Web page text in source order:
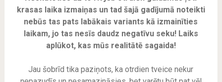
krasas laika izmaiņas un tad šajā gadījumā noteikti
nebūs tas pats labākais variants kā izmainīties
laikam, jo tas nesīs daudz negatīvu seku! Laiks
aplūkot, kas mūs realitātē sagaida!
Jau šobrīd tika paziņots, ka otrdien tveice nekur